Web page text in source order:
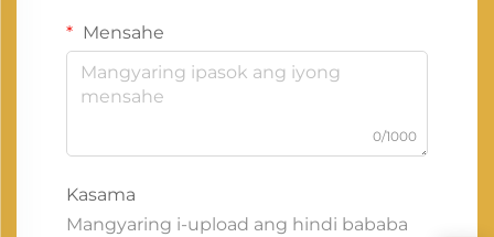
Mensahe
0/1000
Kasama
Mangyaring i-upload ang hindi bababa